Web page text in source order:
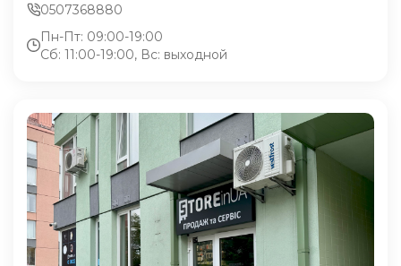
0507368880
Пн-Пт: 09:00-19:00
Сб: 11:00-19:00, Вс: выходной